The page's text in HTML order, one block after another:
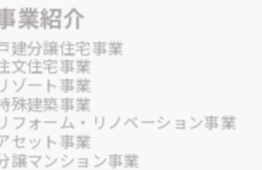
業紹介
建分譲住宅事業
文住宅事業
ゾート事業
殊建築事業
フォーム・リノベーション事業
セット事業
譲マンション事業